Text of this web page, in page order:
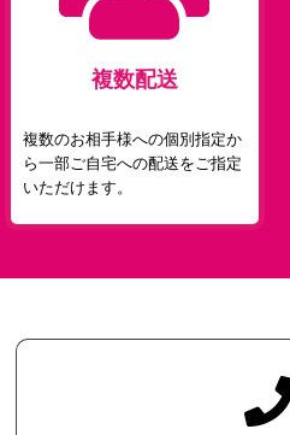
複数配送
複数のお相手様への個別指定か
ら一部ご自宅への配送をご指定
いただけます。